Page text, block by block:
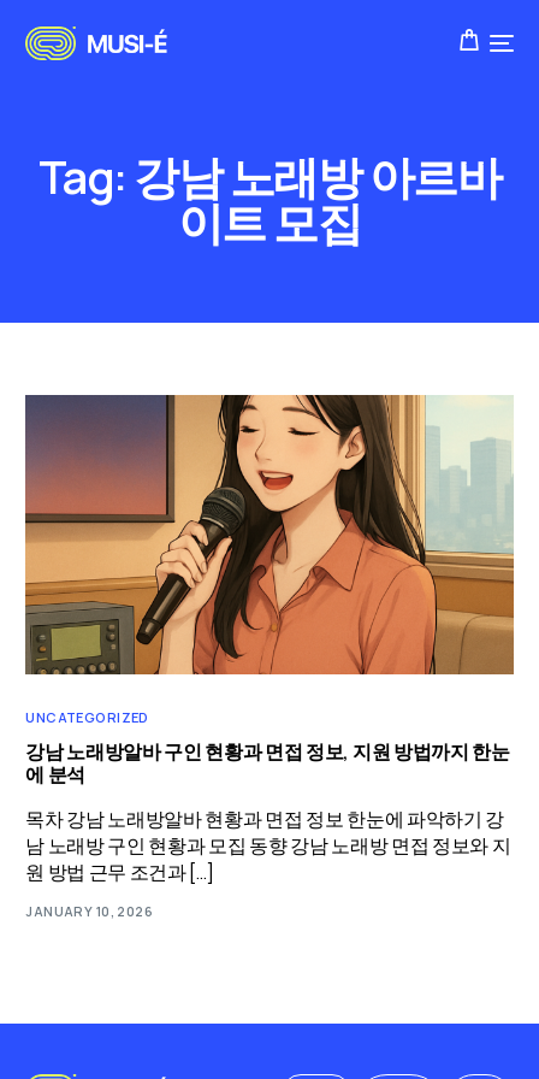
Tag:강남 노래방 아르바
이트 모집
UNCATEGORIZED
강남 노래방알바 구인 현황과 면접 정보, 지원 방법까지 한눈
에 분석
목차 강남 노래방알바 현황과 면접 정보 한눈에 파악하기 강
남 노래방 구인 현황과 모집 동향 강남 노래방 면접 정보와 지
원 방법 근무 조건과 […]
JANUARY 10, 2026